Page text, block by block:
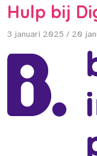
Hulp bij
3 januari 2025 / 20